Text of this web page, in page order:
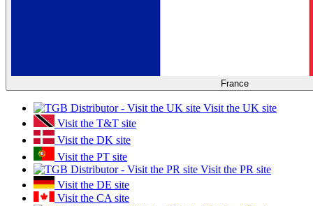
France
Visit the UK site
Visit the T&T site
Visit the DK site
Visit the PT site
Visit the PR site
Visit the DE site
Visit the CA site